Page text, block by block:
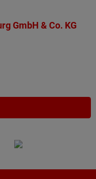
GmbH & Co. KG